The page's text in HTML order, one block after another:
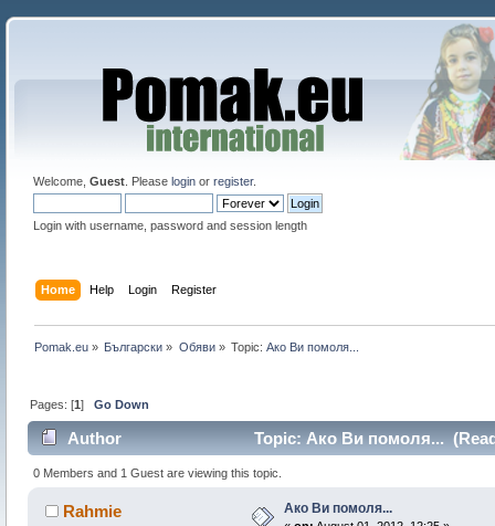
Welcome, Guest. Please loginor register.
Login with username, password and session length
Home Help Login Register
Pomak.eu » Български » Oбяви» Topic:Ако Ви помоля...
Pages: [1]Go Down
Author Topic: Ако Ви помоля...
0 Members and 1 Guest are viewing this topic.
Rahmie Ако Ви помоля...